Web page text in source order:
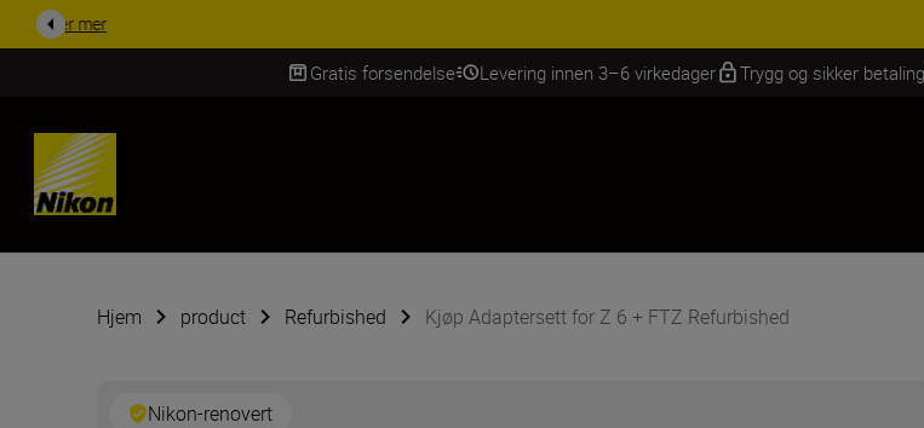
ACCESSORY SAVINGS | Få 15 % rabatt på utvalgt tilbehør,
Gratis forsendelse Levering innen 3–6 virkedager Trygg og sikker betaling
Skip Content
Hjem product Refurbished Kjøp Adaptersett for Z 6 + FTZ Refurbished
Nikon-renovert